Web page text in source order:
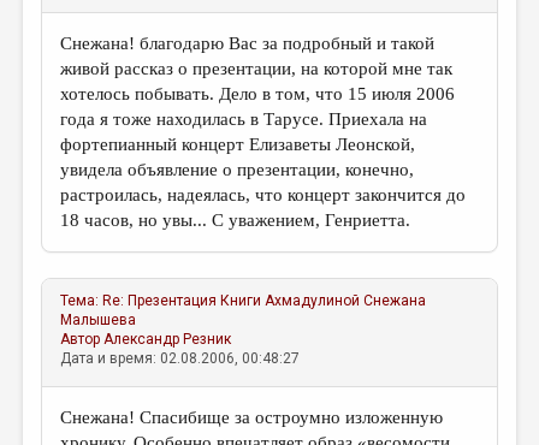
Снежана! благодарю Вас за подробный и такой
живой рассказ о презентации, на которой мне так
хотелось побывать. Дело в том, что 15 июля 2006
года я тоже находилась в Тарусе. Приехала на
фортепианный концерт Елизаветы Леонской,
увидела объявление о презентации, конечно,
растроилась, надеялась, что концерт закончится до
18 часов, но увы... С уважением, Генриетта.
Тема: Re: Презентация Книги Ахмадулиной Снежана
Малышева
АвторАлександр Резник
Дата и время: 02.08.2006, 00:48:27
Снежана! Спасибище за остроумно изложенную